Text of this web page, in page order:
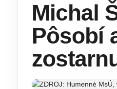
Michal
Pôsobí